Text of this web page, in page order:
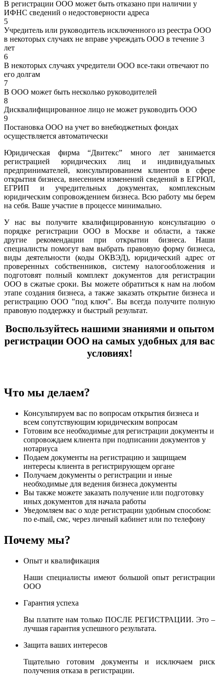
В регистрации ООО может быть отказано при наличии у
ИФНС сведений о недостоверности адреса
5
Учредитель или руководитель исключенного из реестра ООО
в некоторых случаях не вправе учреждать ООО в течение 3
лет
6
В некоторых случаях учредители ООО все-таки отвечают по
его долгам
7
В ООО может быть несколько руководителей
8
Дисквалифицированное лицо не может руководить ООО
9
Постановка ООО на учет во внебюджетных фондах
осуществляется автоматически
Юридическая фирма “Двитекс” много лет занимается
регистрацией юридических лиц и индивидуальных
предпринимателей, консультированием клиентов в сфере
открытия бизнеса, внесением изменений сведений в ЕГРЮЛ,
ЕГРИП и учредительных документах, комплексным
юридическим сопровождением бизнеса. Всю работу мы берем
на себя. Ваше участие в процессе минимально.
У нас вы получите квалифицированную консультацию о
порядке регистрации ООО в Москве и области, а также
другие рекомендации при открытии бизнеса. Наши
специалисты помогут вам выбрать правовую форму бизнеса,
виды деятельности (коды ОКВЭД), юридический адрес от
проверенных собственников, систему налогообложения и
подготовят полный комплект документов для регистрации
ООО в сжатые сроки. Вы можете обратиться к нам на любом
этапе создания бизнеса, а также заказать открытие бизнеса и
регистрацию ООО "под ключ". Вы всегда получите полную
правовую поддержку и быстрый результат.
Воспользуйтесь нашими знаниями и опытом
регистрации ООО на самых удобных для вас
условиях!
Что мы делаем?
Консультируем вас по вопросам открытия бизнеса и
всем сопутствующим юридическим вопросам
Готовим все необходимые для регистрации документы и
сопровождаем клиента при подписании документов у
нотариуса
Подаем документы на регистрацию и защищаем
интересы клиента в регистрирующем органе
Получаем документы о регистрации и иные
необходимые для ведения бизнеса документы
Вы также можете заказать получение или подготовку
иных документов для начала работы
Уведомляем вас о ходе регистрации удобным способом:
по e-mail, смс, через личный кабинет или по телефону
Почему мы?
Опыт и квалификация
Наши специалисты имеют большой опыт регистрации
ООО
Гарантия успеха
Вы платите нам только ПОСЛЕ РЕГИСТРАЦИИ. Это –
лучшая гарантия успешного результата.
Защита ваших интересов
Тщательно готовим документы и исключаем риск
получения отказа в регистрации.